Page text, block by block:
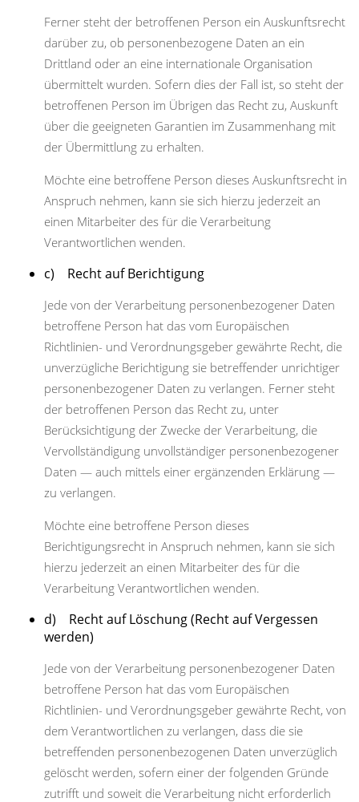
Ferner steht der betroffenen Person ein Auskunftsrecht
darüber zu, ob personenbezogene Daten an ein
Drittland oder an eine internationale Organisation
übermittelt wurden. Sofern dies der Fall ist, so steht der
betroffenen Person im Übrigen das Recht zu, Auskunft
über die geeigneten Garantien im Zusammenhang mit
der Übermittlung zu erhalten.
Möchte eine betroffene Person dieses Auskunftsrecht in
Anspruch nehmen, kann sie sich hierzu jederzeit an
einen Mitarbeiter des für die Verarbeitung
Verantwortlichen wenden.
c) Recht auf Berichtigung
Jede von der Verarbeitung personenbezogener Daten
betroffene Person hat das vom Europäischen
Richtlinien- und Verordnungsgeber gewährte Recht, die
unverzügliche Berichtigung sie betreffender unrichtiger
personenbezogener Daten zu verlangen. Ferner steht
der betroffenen Person das Recht zu, unter
Berücksichtigung der Zwecke der Verarbeitung, die
Vervollständigung unvollständiger personenbezogener
Daten — auch mittels einer ergänzenden Erklärung —
zu verlangen.
Möchte eine betroffene Person dieses
Berichtigungsrecht in Anspruch nehmen, kann sie sich
hierzu jederzeit an einen Mitarbeiter des für die
Verarbeitung Verantwortlichen wenden.
d) Recht auf Löschung (Recht auf Vergessen
werden)
Jede von der Verarbeitung personenbezogener Daten
betroffene Person hat das vom Europäischen
Richtlinien- und Verordnungsgeber gewährte Recht, von
dem Verantwortlichen zu verlangen, dass die sie
betreffenden personenbezogenen Daten unverzüglich
gelöscht werden, sofern einer der folgenden Gründe
zutrifft und soweit die Verarbeitung nicht erforderlich